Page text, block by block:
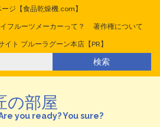
ジ【食品乾燥機.com】
フルーツメーカーって？ 著作権について
イト ブルーラグーン本店【PR】
の部屋
you ready? You sure?